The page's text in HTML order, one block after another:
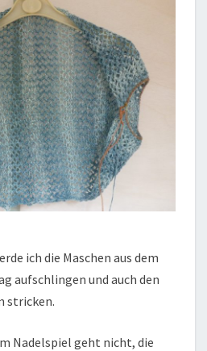
ich die Maschen aus dem
aufschlingen und auch den
stricken.
Nadelspiel geht nicht, die